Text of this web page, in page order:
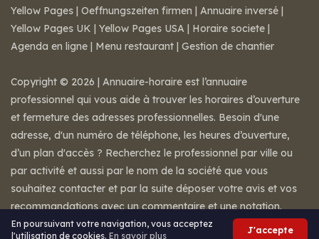
En poursuivant votre navigation, vous acceptez
l'utilisation de cookies. En savoir plus
J'accepte
Yellow Pages | Oeffnungszeiten firmen | Annuaire inversé |
Yellow Pages UK | Yellow Pages USA | Horaire societe |
Agenda en ligne | Menu restaurant | Gestion de chantier
Copyright © 2026 | Annuaire-horaire est l’annuaire
professionnel qui vous aide à trouver les horaires d’ouverture
et fermeture des adresses professionnelles. Besoin d'une
adresse, d'un numéro de téléphone, les heures d’ouverture,
d’un plan d'accès ? Recherchez le professionnel par ville ou
par activité et aussi par le nom de la société que vous
souhaitez contacter et par la suite déposer votre avis et vos
recommandations avec un commentaire et une notation.
Mentions légales-Conditions de ventes-Contact